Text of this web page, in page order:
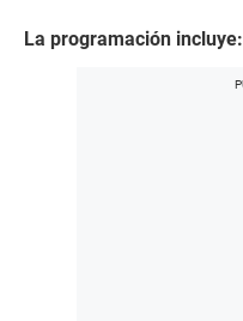
La programación incluye: